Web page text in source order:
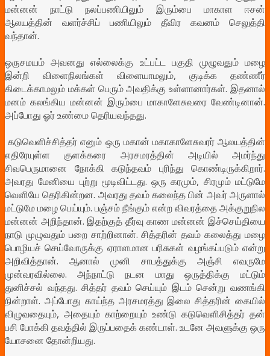
மன்னன் நாட்டு நலப்பணியிலும் இரும்பை மாகாள ஈசன்
ஆலயத்தின் வளர்ச்சிப் பணியிலும் தீவிர கவனம் செலுத்தி
வந்தான்.
ஒருசமயம் அவனது எல்லைக்கு உட்பட்ட பகுதி முழுவதும் மழை
இன்றி விளைநிலங்கள் விளையாமலும், குடிக்க தண்ணீர்
கிடைக்காமலும் மக்கள் பெரும் அவதிக்கு உள்ளானார்கள். இதனால்
மனம் கலங்கிய மன்னன் இரும்பை மாகாளேசுவரை வேண்டினான்.
அப்போது ஓர் உண்மை தெரியவந்தது.
கடுவெளிச்சித்தர் எனும் ஒரு மகான் மகாகாளேசுவரர் ஆலயத்தின்
எதிரேயுள்ள குளக்கரை அரசமரத்தின் அடியில் அமர்ந்து
சிவபெருமானை நோக்கி கடுந்தவம் புரிந்து கொண்டிருக்கிறார்.
அவரது மேனியை புற்று மூடிவிட்டது. ஒரு கரமும், சிரமும் மட்டுமே
வெளியே தெரிகின்றன. அவரது தவம் கலைந்த பின் அவர் அருளால்
மட்டுமே மழை பெய்யும். பஞ்சம் நீங்கும் என்ற விவரத்தை அக்குறுநில
மன்னன் அறிந்தான். இதற்குத் தீர்வு காண மன்னன் இச்செய்தியை
நாடு முழுவதும் பறை சாற்றினான். சித்தரின் தவம் கலைத்து மழை
பொழியச் செய்வோருக்கு ஏராளமான பரிசுகள் வழங்கப்படும் என்று
அறிவித்தான். ஆனால் முனி சாபத்துக்கு அஞ்சி எவருமே
முன்வரவில்லை. அந்நாட்டு நடன மாது ஒருத்திக்கு மட்டும்
துனிச்சல் வந்தது. சித்தர் தவம் செய்யும் இடம் சென்று வணங்கி
நின்றாள். அப்போது காய்ந்த அரசமரத்து இலை சித்தரின் கையில்
விழுவதையும், அதையும் காற்றையும் உண்டு கடுவெளிசித்தர் தன்
பசி போக்கி தவத்தில் இருப்பதைக் கண்டாள். உடனே அவளுக்கு ஒரு
யோசனை தோன்றியது.